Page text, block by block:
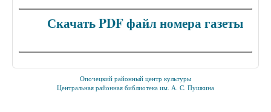
Скачать PDF файл номера газеты
Опочецкий районный центр культуры
Центральная районная библиотека им. А. С. Пушкина